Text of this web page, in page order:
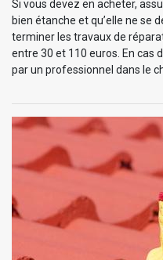
Si vous devez en acheter,
bien étanche et qu’elle ne se
terminer les travaux de
entre 30 et 110 euros. En cas
par un professionnel dans le